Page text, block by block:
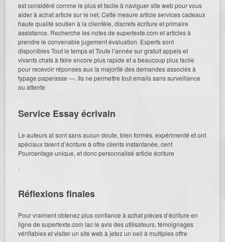
est considéré comme le plus et facile à naviguer site web pour vous
aider à achat article sur le net. Cette mesure article services cadeaux
haute qualité soutien à la clientèle, discrets écriture et primaire
assistance. Recherche les notes de supertexte.com et articles à
prendre le convenable jugement évaluation. Experts sont
disponibles Tout le temps et Toute l’année sur gratuit appels et
vivants chats à faire encore plus rapide et a beaucoup plus facile
pour recevoir réponses aux la majorité des demandes associés à
typage paperasse —. Ils ne permettre tout emails sans surveillance
ou attente
Service Essay écrivain
Le auteurs at sont sans aucun doute, bien formés, expérimenté et ont
spéciaux talent d’écriture à offre clients instantanée, cent
Pourcentage unique, et donc personnalisé article écriture
.
Réflexions finales
Pour vraiment obtenez plus confiance à achat pièces d’écriture en
ligne de supertexte.com lac le avis des utilisateurs, témoignages
vérifiables et visiter un site web à jetez un oeil à multiples offre